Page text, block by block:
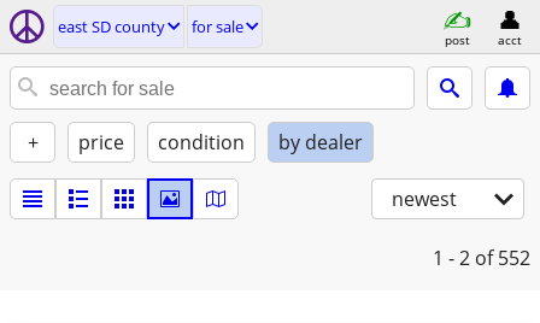
east SD county for sale
post acct
+ price condition by dealer
newest
1 - 2 of 552